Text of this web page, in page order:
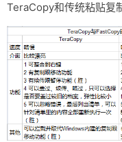
TeraCopy和传统粘贴复